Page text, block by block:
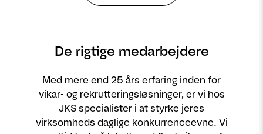
De rigtige medarbejdere
Med mere end 25 års erfaring inden for
vikar- og rekrutteringsløsninger, er vi hos
JKS specialister i at styrke jeres
virksomheds daglige konkurrenceevne. Vi